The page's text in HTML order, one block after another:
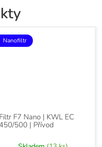
Nanofiltr
Filtr F7 Nano | KWL EC
450/500 | Přívod